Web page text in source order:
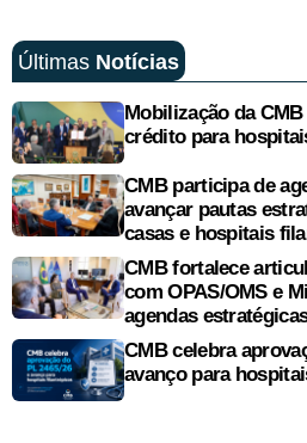
Últimas Notícias
Mobilização da
crédito para
CMB participa de
avançar pautas
casas e hospitais
CMB fortalece
com OPAS/OMS e
agendas
CMB celebra
avanço para